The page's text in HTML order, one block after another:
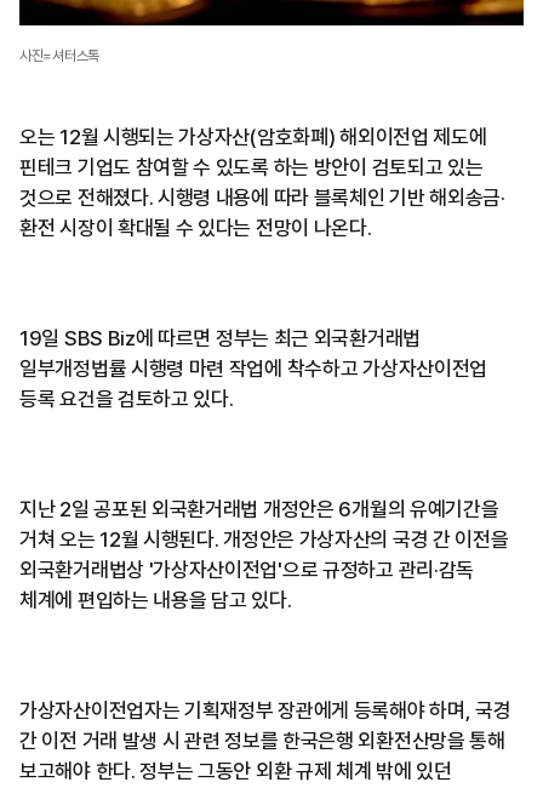
사진=셔터스톡
오는 12월 시행되는 가상자산(암호화폐) 해외이전업 제도에
핀테크 기업도 참여할 수 있도록 하는 방안이 검토되고 있는
것으로 전해졌다. 시행령 내용에 따라 블록체인 기반 해외송금·
환전 시장이 확대될 수 있다는 전망이 나온다.
19일 SBS Biz에 따르면 정부는 최근 외국환거래법
일부개정법률 시행령 마련 작업에 착수하고 가상자산이전업
등록 요건을 검토하고 있다.
지난 2일 공포된 외국환거래법 개정안은 6개월의 유예기간을
거쳐 오는 12월 시행된다. 개정안은 가상자산의 국경 간 이전을
외국환거래법상 '가상자산이전업'으로 규정하고 관리·감독
체계에 편입하는 내용을 담고 있다.
가상자산이전업자는 기획재정부 장관에게 등록해야 하며, 국경
간 이전 거래 발생 시 관련 정보를 한국은행 외환전산망을 통해
보고해야 한다. 정부는 그동안 외환 규제 체계 밖에 있던